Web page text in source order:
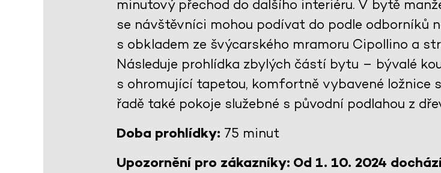
minutový přechod do dalšího interiéru. V bytě
se návštěvníci mohou podívat do podle odborníků
s obkladem ze švýcarského mramoru Cipollino a
Následuje prohlídka zbylých částí bytu – bývalé
s ohromující tapetou, komfortně vybavené ložnice
řadě také pokoje služebné s původní podlahou z
Doba prohlídky: 75 minut
Upozornění pro zákazníky: Od 1. 10. 2024